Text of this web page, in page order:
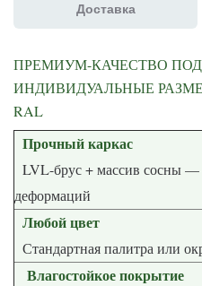
Доставка
ПРЕМИУМ-КАЧЕСТВО ПОД
ИНДИВИДУАЛЬНЫЕ
RAL
Прочный каркас
LVL-брус + массив сосны —
Любой цвет
Стандартная палитра или
Влагостойкое покрытие